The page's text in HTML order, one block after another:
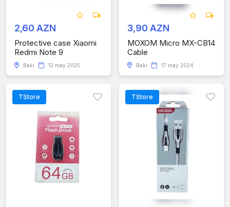
2,60 AZN
Protective case Xiaomi
Redmi Note 9
Bakı 12 may 2025
3,90 AZN
MOXOM Micro MX-CB14
Cable
Bakı 17 may 2024
TStore TStore